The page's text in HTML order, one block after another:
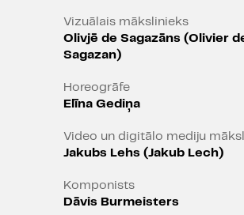
atgadījums ar suni naktī”).
spilgtiem Latvijas,
Francijas un Polijas
māksliniekiem tiks
fantāzija, kas pavērs
Paldies Andželikai Frīdvaldei
skaņdarbu ierakstos!
Vizuālais mākslinieks
Olivjē de Sagazāns (Olivier
Sagazan)
Horeogrāfe
Elīna Gediņa
Video un digitālo mediju
Jakubs Lehs (Jakub Lech)
Komponists
Dāvis Burmeisters